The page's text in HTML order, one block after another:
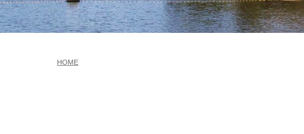
HOME